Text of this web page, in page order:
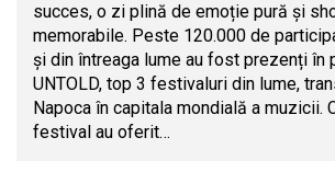
succes, o zi plină de emoție pură și
memorabile. Peste 120.000 de
și din întreaga lume au fost prezenți în
UNTOLD, top 3 festivaluri din lume,
Napoca în capitala mondială a muzicii.
festival au oferit…